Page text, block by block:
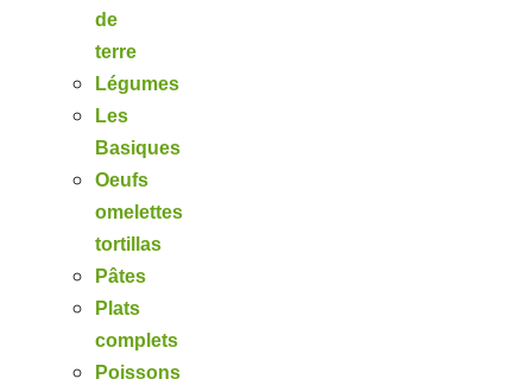
de
terre
Légumes
Les
Basiques
Oeufs
omelettes
tortillas
Pâtes
Plats
complets
Poissons